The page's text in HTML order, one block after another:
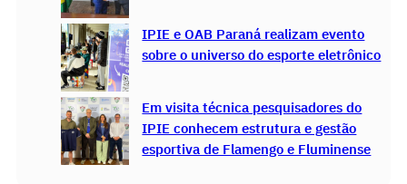
IPIE e OAB Paraná realizam evento
sobre o universo do esporte eletrônico
Em visita técnica pesquisadores do
IPIE conhecem estrutura e gestão
esportiva de Flamengo e Fluminense